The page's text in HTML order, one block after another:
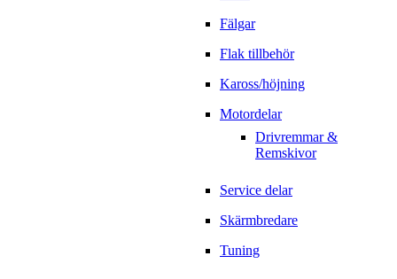
Fälgar
Flak tillbehör
Kaross/höjning
Motordelar
Drivremmar &
Remskivor
Service delar
Skärmbredare
Tuning